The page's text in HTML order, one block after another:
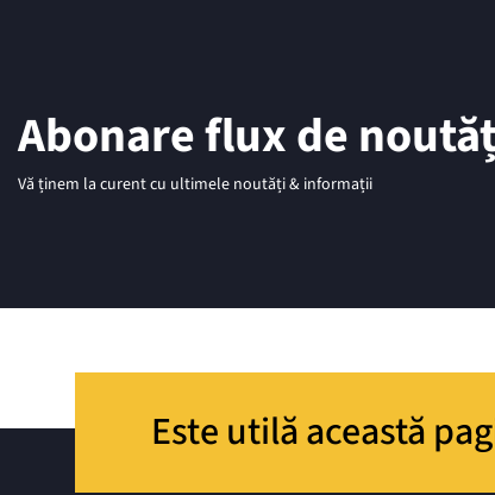
Abonare flux de
Vă ținem la curent cu ultimele noutăți & informații
Este utilă această